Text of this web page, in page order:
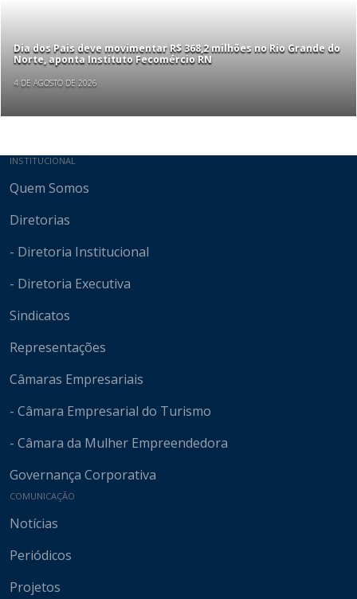
Dia dos Pais deve movimentar R$ 368,2 milhões no Rio Grande do
Norte, aponta Instituto Fecomércio RN
4 DE AGOSTO DE 2026
Mapa do site
INSTITUCIONAL
Quem Somos
Diretorias
- Diretoria Institucional
- Diretoria Executiva
Sindicatos
Representações
Câmaras Empresariais
- Câmara Empresarial do Turismo
- Câmara da Mulher Empreendedora
Governança Corporativa
COMUNICAÇÃO
Notícias
Periódicos
Projetos